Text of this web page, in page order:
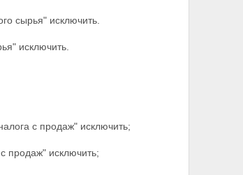
сырья" исключить.
исключить.
с продаж" исключить;
продаж" исключить;